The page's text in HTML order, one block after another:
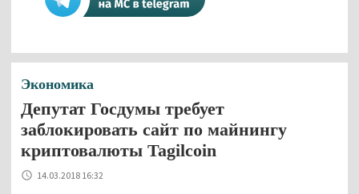
Экономика
Депутат Госдумы требует
заблокировать сайт по майнингу
криптовалюты Tagilcoin
14.03.2018 16:32